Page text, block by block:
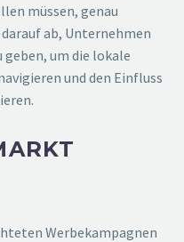
müssen, genau
ab, Unternehmen
geben, um die lokale
und den Einfluss
Werbekampagnen